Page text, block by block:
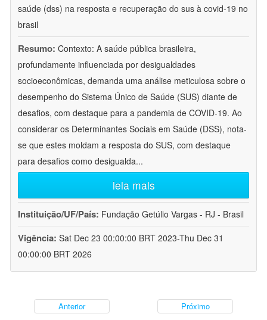
saúde (dss) na resposta e recuperação do sus à covid-19 no
brasil
Resumo: Contexto: A saúde pública brasileira,
profundamente influenciada por desigualdades
socioeconômicas, demanda uma análise meticulosa sobre o
desempenho do Sistema Único de Saúde (SUS) diante de
desafios, com destaque para a pandemia de COVID-19. Ao
considerar os Determinantes Sociais em Saúde (DSS), nota-
se que estes moldam a resposta do SUS, com destaque
para desafios como desigualda...
leia mais
Instituição/UF/País: Fundação Getúlio Vargas - RJ - Brasil
Vigência: Sat Dec 23 00:00:00 BRT 2023-Thu Dec 31
00:00:00 BRT 2026
Anterior Próximo